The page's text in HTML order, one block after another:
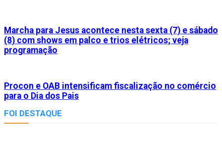
Marcha para Jesus acontece nesta sexta (7) e sábado
(8) com shows em palco e trios elétricos; veja
programação
Procon e OAB intensificam fiscalização no comércio
para o Dia dos Pais
FOI DESTAQUE